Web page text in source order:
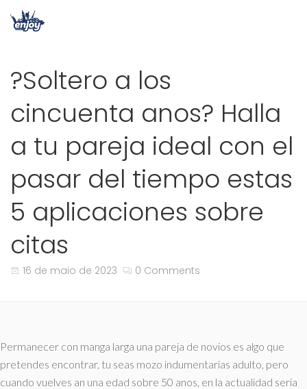
?Soltero a los
cincuenta anos? Halla
a tu pareja ideal con el
pasar del tiempo estas
5 aplicaciones sobre
citas
16 de maio de 2023 0 Comments
Permanecer con manga larga una pareja de novios es algo que
pretendes encontrar, tu seas mozo indumentarias adulto, pero
cuando vuelves an una edad sobre 50 anos, en la actualidad seri­a